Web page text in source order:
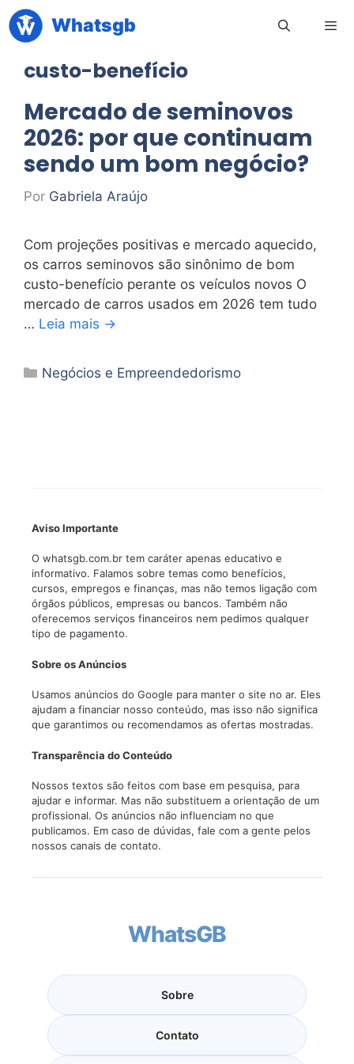
Pular
para
conteúdo
Whatsgb
custo-benefício
Mercado de seminovos
2026: por que continuam
sendo um bom negócio?
Por Gabriela Araújo
Com projeções positivas e mercado aquecido,
os carros seminovos são sinônimo de bom
custo-benefício perante os veículos novos O
mercado de carros usados em 2026 tem tudo
… Leia mais →
Categorias
Negócios e Empreendedorismo
Aviso Importante
O whatsgb.com.br tem caráter apenas educativo e
informativo. Falamos sobre temas como benefícios,
cursos, empregos e finanças, mas não temos ligação com
órgãos públicos, empresas ou bancos. Também não
oferecemos serviços financeiros nem pedimos qualquer
tipo de pagamento.
Sobre os Anúncios
Usamos anúncios do Google para manter o site no ar. Eles
ajudam a financiar nosso conteúdo, mas isso não significa
que garantimos ou recomendamos as ofertas mostradas.
Transparência do Conteúdo
Nossos textos são feitos com base em pesquisa, para
ajudar e informar. Mas não substituem a orientação de um
profissional. Os anúncios não influenciam no que
publicamos. Em caso de dúvidas, fale com a gente pelos
nossos canais de contato.
WhatsGB
Sobre
Contato